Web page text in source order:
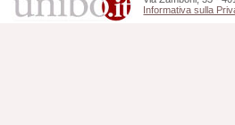
Informativa sulla